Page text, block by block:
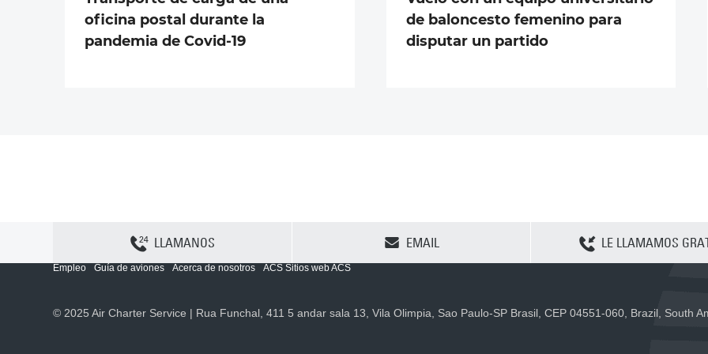
oficina postal durante la
pandemia de Covid-19
de baloncesto femenino para
disputar un partido
LLAMANOS EMAIL LE LLAMAMOS
Sitemap Política y privacidad
Empleo
Guía de aviones Acerca de nosotros ACS Sitios web ACS
© 2025 Air Charter Service | Rua Funchal, 411 5 andar sala 13, Vila Olimpia, Sao Paulo-SP Brasil, CEP 04551-060, Brazil, South